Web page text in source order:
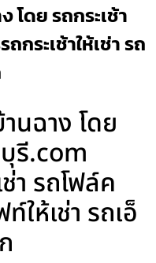
โดย รถกระเช้า
กระเช้าให้เช่า รถ
นฉาง โดย
รี.com
ช่า รถโฟล์ค
ให้เช่า รถเอ็